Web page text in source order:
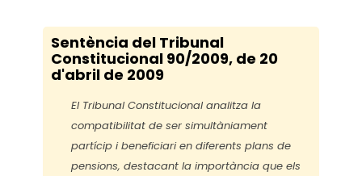
Sentència del Tribunal
Constitucional 90/2009, de 20
d'abril de 2009
El Tribunal Constitucional analitza la
compatibilitat de ser simultàniament
partícip i beneficiari en diferents plans de
pensions, destacant la importància que els